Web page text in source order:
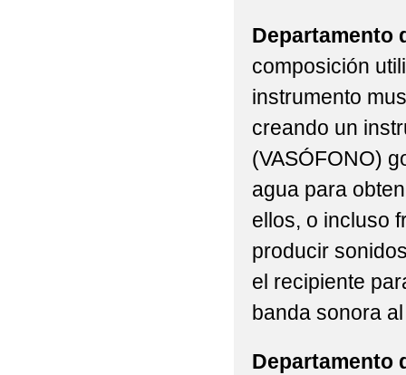
Departamento
composición
instrumento
creando un
(VASÓFONO)
agua para
ellos, o incluso
producir
el recipiente
banda sonora
Departamento